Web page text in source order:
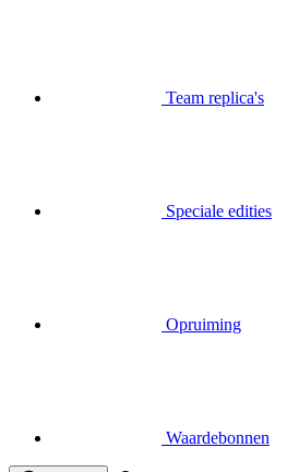
Team replica's
Speciale edities
Opruiming
Waardebonnen